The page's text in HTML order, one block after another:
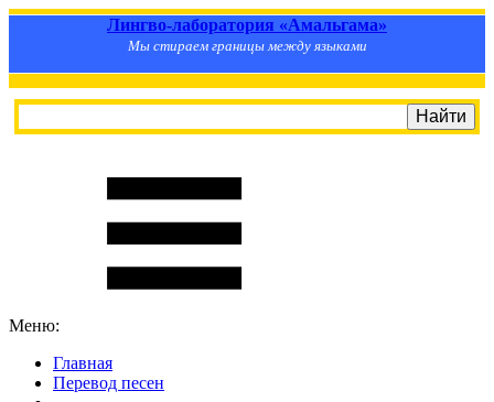
Лингво-лаборатория «Амальгама»
Мы стираем границы между языками
Меню:
Главная
Перевод песен